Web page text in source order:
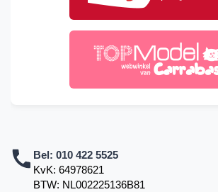
Bel: 010 422 5525
KvK: 64978621
BTW: NL002225136B81